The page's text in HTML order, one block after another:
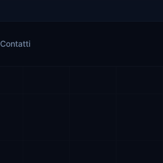
Contatti